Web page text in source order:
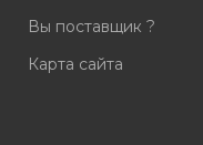
Вы поставщик ?
Карта сайта